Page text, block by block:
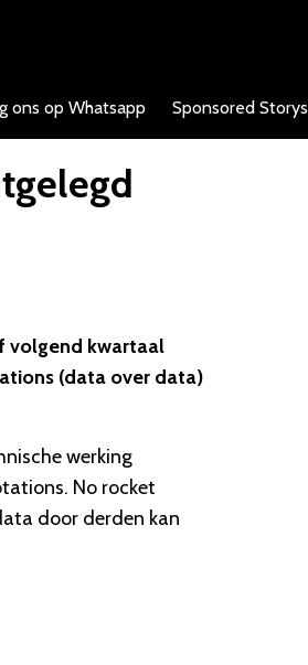
ons op Whatsapp Sponsored Storys
volgend kwartaal
(data over data)
werking
No rocket
door derden kan